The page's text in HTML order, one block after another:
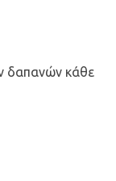
δαπανών κάθε